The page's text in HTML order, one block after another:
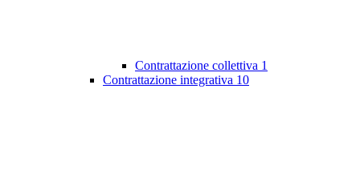
Contrattazione collettiva 1
Contrattazione integrativa 10